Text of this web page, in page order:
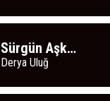
Sürgün Aşkımız
Derya Uluğ